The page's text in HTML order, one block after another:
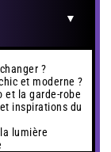
?
et moderne ?
et la garde-robe
inspirations du
lumière